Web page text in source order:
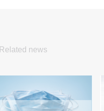
Related news